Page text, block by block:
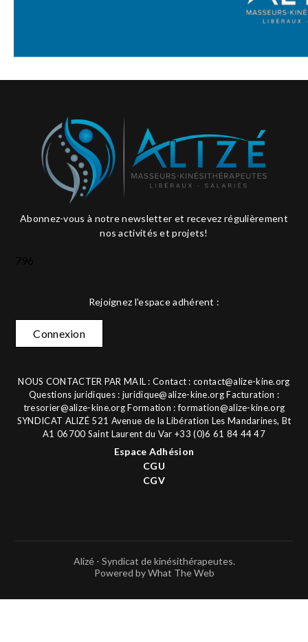
Abonnez-vous à notre newsletter et recevez régulièrement
nos activités et projets!
Rejoignez l'espace adhérent :
Connexion
NOUS CONTACTER PAR MAIL : Contact :contact@alize-kine.org
Questions juridiques : juridique@alize-kine.orgFacturation :
tresorier@alize-kine.orgFormation :formation@alize-kine.org
SYNDICAT ALIZÉ 521 Avenue de la Libération Les Mandarines, Bt
A1 06700 Saint Laurent du Var +33 (0)6 61 84 44 47
Espace Adhésion
CGU
CGV
Alizé - Syndicat de kinésithérapeutes.
Powered by What The Web